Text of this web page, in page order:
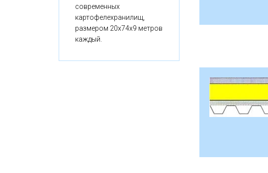
современных
картофелехранилищ,
размером 20x74x9 метров
каждый.